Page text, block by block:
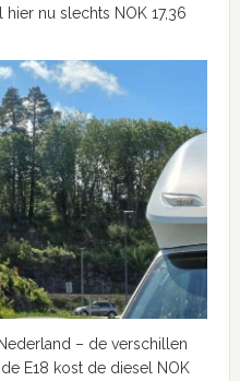
nu slechts NOK 17,36
– de verschillen
E18 kost de diesel NOK